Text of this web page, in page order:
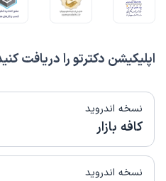
اپلیکیشن دکترتو را دریافت
نسخه اندروید
کافه بازار
نسخه اندروید